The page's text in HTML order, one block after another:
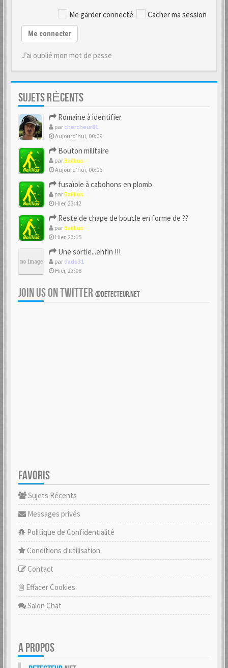
Me garder connecté Cacher ma session
Me connecter
J’ai oublié mon mot de passe
SUJETS RÉCENTS
Romaine à identifier
par chercheur81
Aujourd’hui, 00:09
Bouton militaire
parBaillius
Aujourd’hui, 00:06
fusaïole à cabohons en plomb
parBaillius
Hier, 23:42
Reste de chape de boucle en forme de ??
parBaillius
Hier, 23:15
Une sortie...enfin !!!
par dado31
Hier, 23:08
JOIN US ON TWITTER @DETECTEUR.NET
FAVORIS
Sujets Récents
Messages privés
Politique de Confidentialité
Conditions d'utilisation
Contact
Effacer Cookies
Salon Chat
A PROPOS